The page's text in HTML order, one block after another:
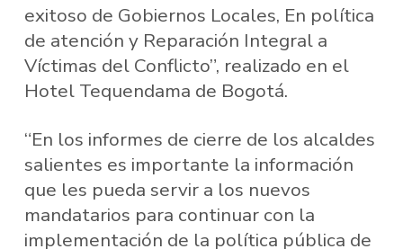
exitoso de Gobiernos Locales, En política
de atención y Reparación Integral a
Víctimas del Conflicto”, realizado en el
Hotel Tequendama de Bogotá.
“En los informes de cierre de los alcaldes
salientes es importante la información
que les pueda servir a los nuevos
mandatarios para continuar con la
implementación de la política pública de